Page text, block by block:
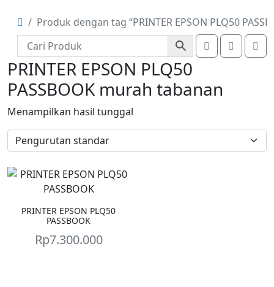
Produk dengan tag “PRINTER EPSON PLQ50
Account
PRINTER EPSON PLQ50
PASSBOOK murah tabanan
Menampilkan hasil tunggal
PRINTER EPSON PLQ50
PASSBOOK
Rp7.300.000